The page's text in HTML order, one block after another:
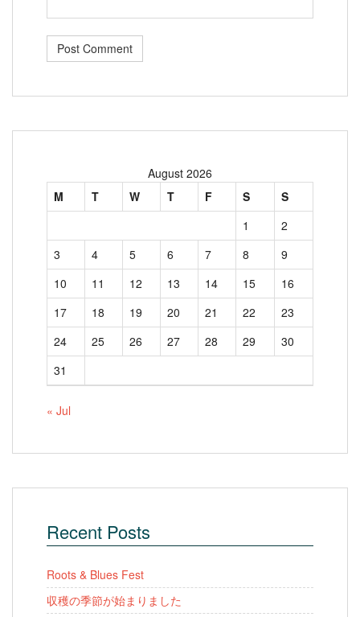
August 2026
M
T W T F S
S
1
2
3
4 5 6 7 8
9
10
11 12 13 14 15
16
17
18 19 20 21 22
23
24
25 26 27 28 29
30
31
« Jul
Recent Posts
Roots & Blues Fest
収穫の季節が始まりました